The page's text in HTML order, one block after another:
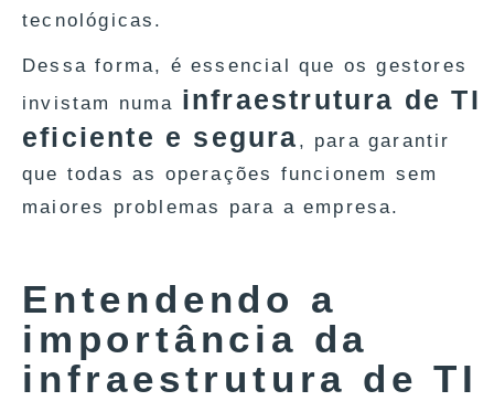
tecnológicas.
Dessa forma, é essencial que os gestores
invistam numa infraestrutura de TI
eficiente e segura , para garantir
que todas as operações funcionem sem
maiores problemas para a empresa.
Entendendo a
importância da
infraestrutura de TI